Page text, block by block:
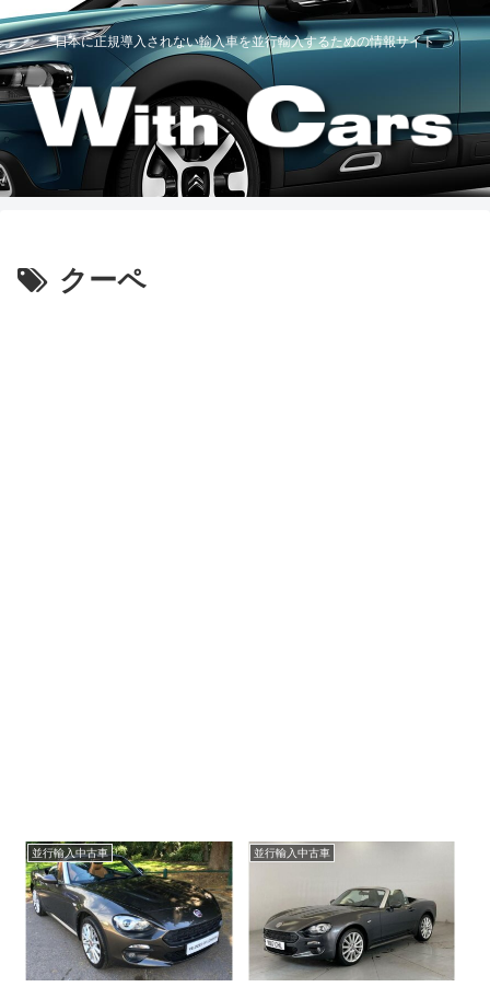
日本に正規導入されない輸入車を並行輸入するための情報サイト
クーペ
並行輸入中古車 並行輸入中古車